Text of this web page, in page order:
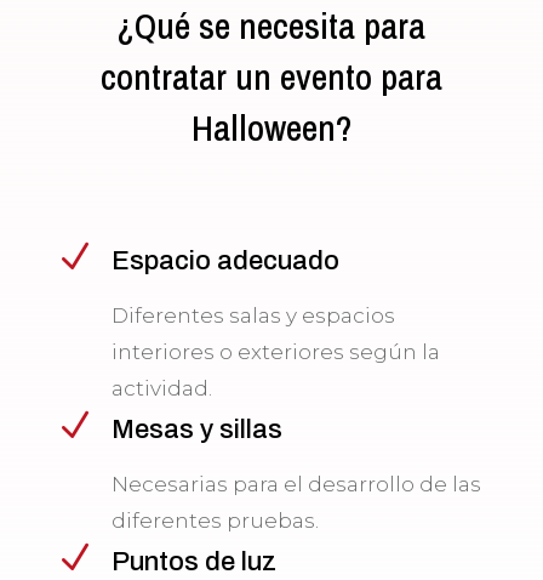
¿Qué se necesita para
contratar un evento para
Halloween?
N Espacio adecuado
Diferentes salas y espacios
interiores o exteriores según la
actividad.
N Mesas y sillas
Necesarias para el desarrollo de las
diferentes pruebas.
N Puntos de luz